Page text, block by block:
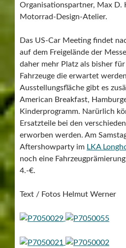
Organisationspartner, Max D.
Motorrad-Design-Atelier.
Das US-Car Meeting findet
auf dem Freigelände der
daher mehr Platz als bisher
Fahrzeuge die erwartet
Ausstellungsfläche gibt es
American Breakfast,
Kinderprogramm. Narürlich
Ersatzteile bei den
erworben werden. Am
Aftershowparty im LKA
noch eine
4.-€.
Text / Fotos Helmut Werner